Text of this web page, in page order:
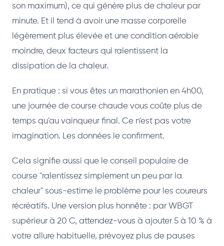
son maximum), ce qui génère plus de chaleur par
minute. Et il tend à avoir une masse corporelle
légèrement plus élevée et une condition aérobie
moindre, deux facteurs qui ralentissent la
dissipation de la chaleur.
En pratique : si vous êtes un marathonien en 4h00,
une journée de course chaude vous coûte plus de
temps qu'au vainqueur final. Ce n'est pas votre
imagination. Les données le confirment.
Cela signifie aussi que le conseil populaire de
course "ralentissez simplement un peu par la
chaleur" sous-estime le problème pour les coureurs
récréatifs. Une version plus honnête : par WBGT
supérieur à 20 C, attendez-vous à ajouter 5 à 10 % à
votre allure habituelle, prévoyez plus de pauses